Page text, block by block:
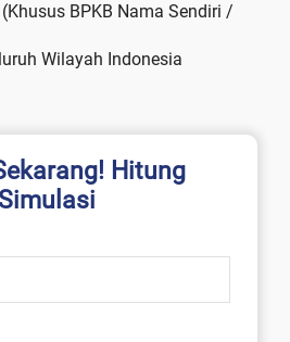
BPKB Nama Sendiri /
Wilayah Indonesia
Hitung
Simulasi